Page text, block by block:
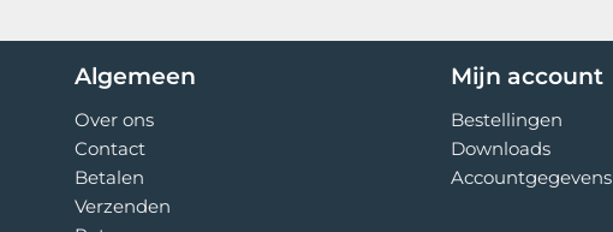
Algemeen
Over ons
Contact
Betalen
Verzenden
Mijn account
Bestellingen
Downloads
Accountgegevens